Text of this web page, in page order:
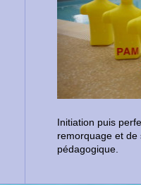
Initiation puis
remorquage et
pédagogique.